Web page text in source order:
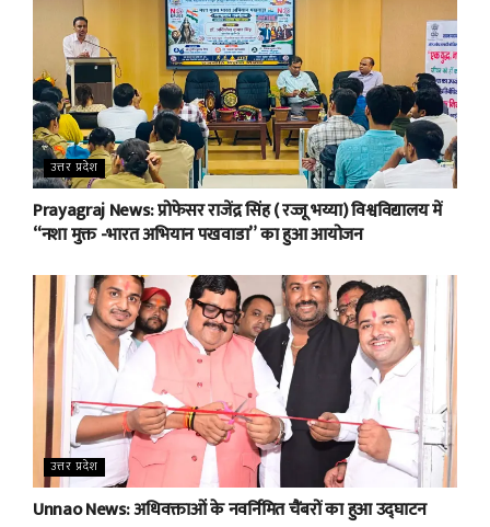
उत्तर प्रदेश
Prayagraj News: प्रोफेसर राजेंद्र सिंह ( रज्जू भय्या) विश्वविद्यालय में
“नशा मुक्त -भारत अभियान पखवाडा” का हुआ आयोजन
उत्तर प्रदेश
Unnao News: अधिवक्ताओं के नवर्निमित चैंबरों का हुआ उद्घाटन